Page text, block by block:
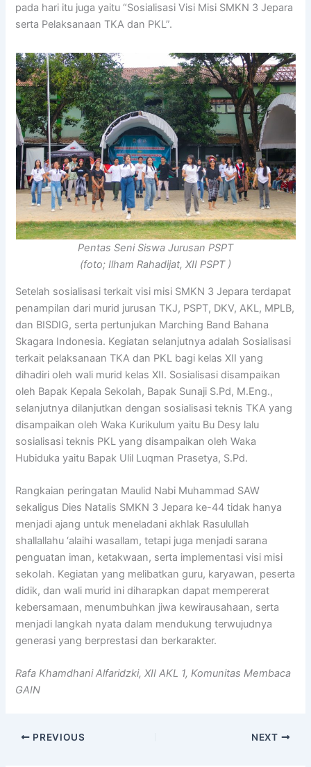
pada hari itu juga yaitu “Sosialisasi Visi Misi SMKN 3 Jepara
serta Pelaksanaan TKA dan PKL”.
Pentas Seni Siswa Jurusan PSPT
(foto; Ilham Rahadijat, XII PSPT )
Setelah sosialisasi terkait visi misi SMKN 3 Jepara terdapat
penampilan dari murid jurusan TKJ, PSPT, DKV, AKL, MPLB,
dan BISDIG, serta pertunjukan Marching Band Bahana
Skagara Indonesia. Kegiatan selanjutnya adalah Sosialisasi
terkait pelaksanaan TKA dan PKL bagi kelas XII yang
dihadiri oleh wali murid kelas XII. Sosialisasi disampaikan
oleh Bapak Kepala Sekolah, Bapak Sunaji S.Pd, M.Eng.,
selanjutnya dilanjutkan dengan sosialisasi teknis TKA yang
disampaikan oleh Waka Kurikulum yaitu Bu Desy lalu
sosialisasi teknis PKL yang disampaikan oleh Waka
Hubiduka yaitu Bapak Ulil Luqman Prasetya, S.Pd.
Rangkaian peringatan Maulid Nabi Muhammad SAW
sekaligus Dies Natalis SMKN 3 Jepara ke-44 tidak hanya
menjadi ajang untuk meneladani akhlak Rasulullah
shallallahu ‘alaihi wasallam, tetapi juga menjadi sarana
penguatan iman, ketakwaan, serta implementasi visi misi
sekolah. Kegiatan yang melibatkan guru, karyawan, peserta
didik, dan wali murid ini diharapkan dapat mempererat
kebersamaan, menumbuhkan jiwa kewirausahaan, serta
menjadi langkah nyata dalam mendukung terwujudnya
generasi yang berprestasi dan berkarakter.
Rafa Khamdhani Alfaridzki, XII AKL 1, Komunitas Membaca
GAIN
PREVIOUS NEXT